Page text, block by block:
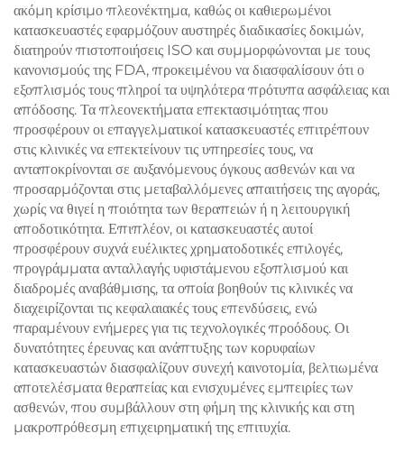
ακόμη κρίσιμο πλεονέκτημα, καθώς οι καθιερωμένοι
κατασκευαστές εφαρμόζουν αυστηρές διαδικασίες δοκιμών,
διατηρούν πιστοποιήσεις ISO και συμμορφώνονται με τους
κανονισμούς της FDA, προκειμένου να διασφαλίσουν ότι ο
εξοπλισμός τους πληροί τα υψηλότερα πρότυπα ασφάλειας και
απόδοσης. Τα πλεονεκτήματα επεκτασιμότητας που
προσφέρουν οι επαγγελματικοί κατασκευαστές επιτρέπουν
στις κλινικές να επεκτείνουν τις υπηρεσίες τους, να
ανταποκρίνονται σε αυξανόμενους όγκους ασθενών και να
προσαρμόζονται στις μεταβαλλόμενες απαιτήσεις της αγοράς,
χωρίς να θιγεί η ποιότητα των θεραπειών ή η λειτουργική
αποδοτικότητα. Επιπλέον, οι κατασκευαστές αυτοί
προσφέρουν συχνά ευέλικτες χρηματοδοτικές επιλογές,
προγράμματα ανταλλαγής υφιστάμενου εξοπλισμού και
διαδρομές αναβάθμισης, τα οποία βοηθούν τις κλινικές να
διαχειρίζονται τις κεφαλαιακές τους επενδύσεις, ενώ
παραμένουν ενήμερες για τις τεχνολογικές προόδους. Οι
δυνατότητες έρευνας και ανάπτυξης των κορυφαίων
κατασκευαστών διασφαλίζουν συνεχή καινοτομία, βελτιωμένα
αποτελέσματα θεραπείας και ενισχυμένες εμπειρίες των
ασθενών, που συμβάλλουν στη φήμη της κλινικής και στη
μακροπρόθεσμη επιχειρηματική της επιτυχία.